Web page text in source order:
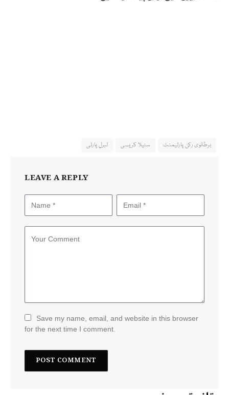
برطانوی رکن پارلیمنٹ سٹیلا کریسی لبرل پارٹی
LEAVE A REPLY
Save my name, email, and website in this browser
for the next time I comment.